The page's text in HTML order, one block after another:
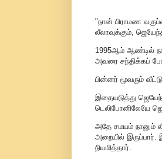
"நான் பிராமண
லீலாவுக்கும்,
1995ஆம் ஆண்டில்
அவரை சந்திக்கப்
பின்னர் மூவரும்
இதையடுத்து
டெலிபோனிலேயே
அதே சமயம் நானும்
அறையில் இருப்பார்.
நியமித்தார்.